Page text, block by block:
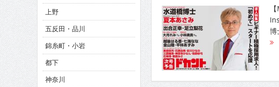
CINEMA×STYLE 288号
CINEMA×STYLE 287号
CINEMA×STYLE 286号
CINEMA×STYLE 285号
博
上野
五反田・品川
錦糸町・小岩
都下
神奈川